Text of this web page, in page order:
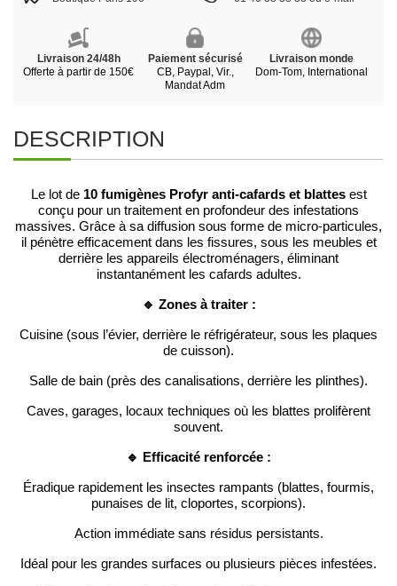
Livraison 24/48h
Offerte à partir de 150€
Paiement sécurisé
CB, Paypal, Vir.,
Mandat Adm
Livraison monde
Dom-Tom, International
DESCRIPTION
Le lot de 10 fumigènes Profyr anti-cafards et blattesest
conçu pour un traitement en profondeur des infestations
massives. Grâce à sa diffusion sous forme de micro-particules,
il pénètre efficacement dans les fissures, sous les meubles et
derrière les appareils électroménagers, éliminant
instantanément les cafards adultes.
🔹 Zones à traiter :
Cuisine (sous l’évier, derrière le réfrigérateur, sous les plaques
de cuisson).
Salle de bain (près des canalisations, derrière les plinthes).
Caves, garages, locaux techniques où les blattes prolifèrent
souvent.
🔹 Efficacité renforcée :
Éradique rapidement les insectes rampants (blattes, fourmis,
punaises de lit, cloportes, scorpions).
Action immédiate sans résidus persistants.
Idéal pour les grandes surfaces ou plusieurs pièces infestées.